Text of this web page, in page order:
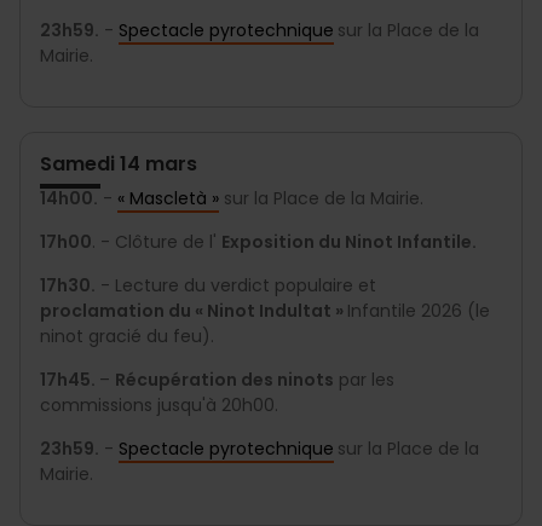
23h59. - Spectacle pyrotechnique sur la Place de la
Mairie.
Samedi 14 mars
14h00. - « Mascletà » sur la Place de la Mairie.
17h00. - Clôture de l' Exposition du Ninot Infantile.
17h30. - Lecture du verdict populaire et
proclamation du « Ninot Indultat » Infantile 2026 (le
ninot gracié du feu).
17h45. – Récupération des ninots par les
commissions jusqu'à 20h00.
23h59. - Spectacle pyrotechnique sur la Place de la
Mairie.